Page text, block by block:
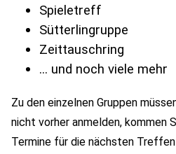
Spieletreff
Sütterlingruppe
Zeittauschring
... und noch viele mehr
Zu den einzelnen Gruppen
nicht vorher anmelden, kommen
Termine für die nächsten